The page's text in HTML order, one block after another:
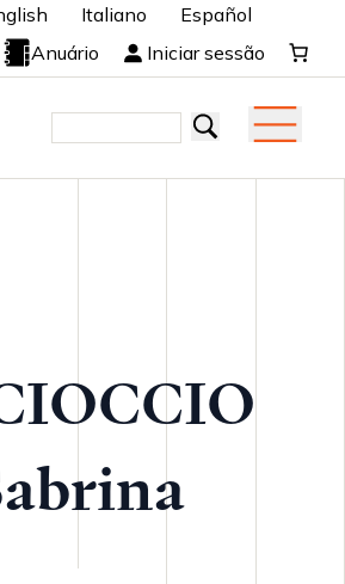
Italiano
Español
Anuário Iniciar sessão